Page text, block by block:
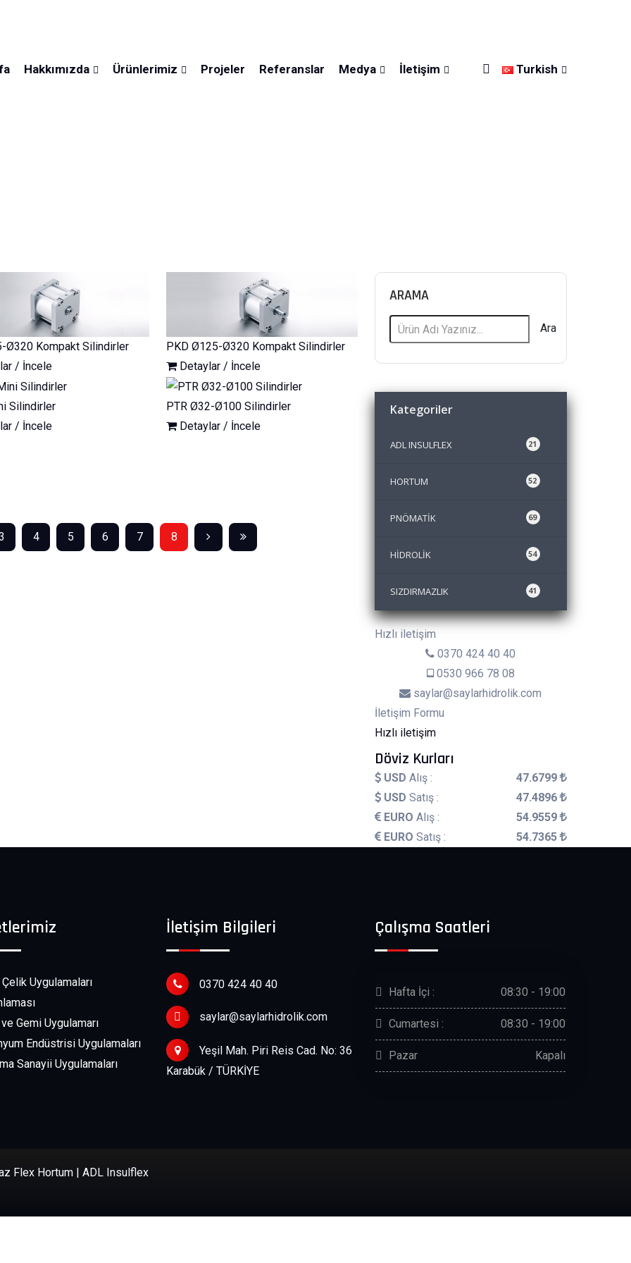
Hakkımızda Ürünlerimiz Projeler Referanslar Medya İletişim Turkish
Ø320 Kompakt Silindirler
/ İncele
PKD Ø125-Ø320 Kompakt Silindirler
Detaylar / İncele
Silindirler
/ İncele
PTR Ø32-Ø100 Silindirler
Detaylar / İncele
4 5 6 7 8
ARAMA
Ara
Kategoriler
21
ADL INSULFLEX
52
HORTUM
69
PNÖMATİK
54
HİDROLİK
41
SIZDIRMAZLIK
Hızlı iletişim
0370 424 40 40
0530 966 78 08
saylar@saylarhidrolik.com
İletişim Formu
Hızlı iletişim
Döviz Kurları
USDAlış :
47.6799
USDSatış :
47.4896
EUROAlış :
54.9559
EUROSatış : 54.7365
Uygulamaları
Gemi Uygulamarı
Endüstrisi Uygulamaları
Sanayii Uygulamaları
İletişim Bilgileri
0370 424 40 40
saylar@saylarhidrolik.com
Yeşil Mah. Piri Reis Cad. No: 36
Karabük / TÜRKİYE
Çalışma Saatleri
Hafta İçi : 08:30 - 19:00
Cumartesi : 08:30 - 19:00
Pazar Kapalı
Flex Hortum | ADL Insulflex